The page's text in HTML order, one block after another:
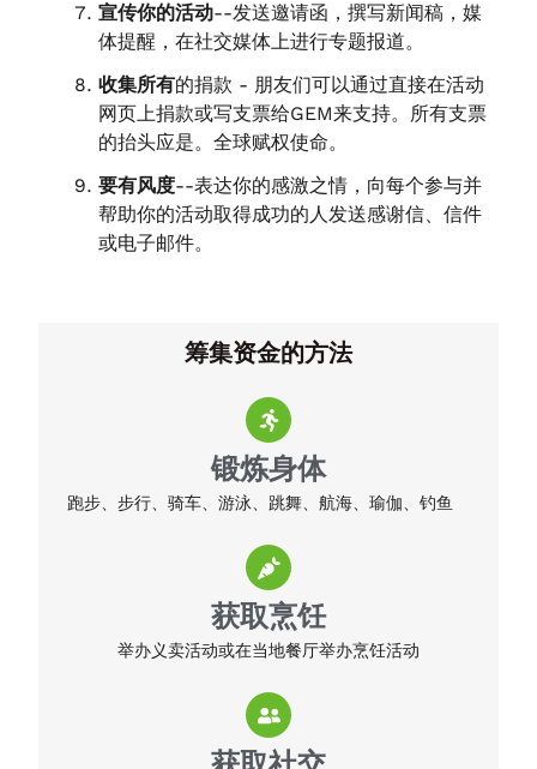
宣传你的活动--发送邀请函，撰写新闻稿，媒
体提醒，在社交媒体上进行专题报道。
收集所有的捐款 - 朋友们可以通过直接在活动
网页上捐款或写支票给GEM来支持。所有支票
的抬头应是。全球赋权使命。
要有风度--表达你的感激之情，向每个参与并
帮助你的活动取得成功的人发送感谢信、信件
或电子邮件。
筹集资金的方法
锻炼身体
跑步、步行、骑车、游泳、跳舞、航海、瑜伽、钓鱼
获取烹饪
举办义卖活动或在当地餐厅举办烹饪活动